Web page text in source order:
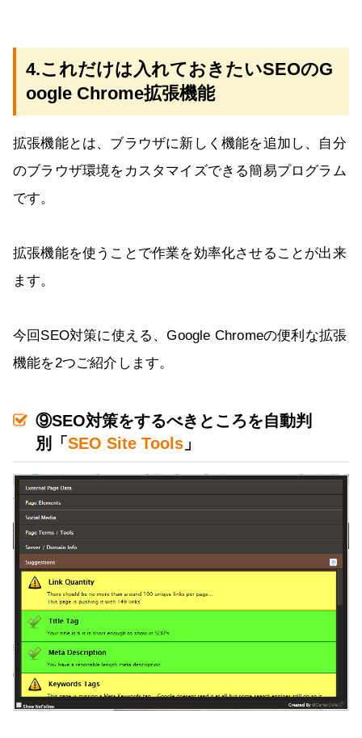
4.これだけは入れておきたいSEOのG
oogle Chrome拡張機能
拡張機能とは、ブラウザに新しく機能を追加し、自分
のブラウザ環境をカスタマイズできる簡易プログラム
です。
拡張機能を使うことで作業を効率化させることが出来
ます。
今回SEO対策に使える、Google Chromeの便利な拡張
機能を2つご紹介します。
⑨SEO対策をするべきところを自動判
別「SEO Site Tools 」